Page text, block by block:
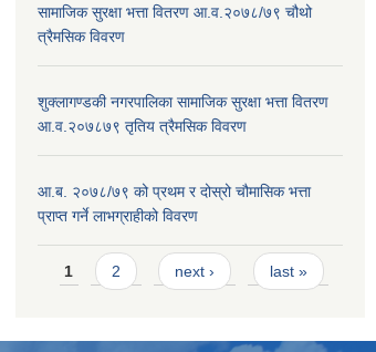
सामाजिक सुरक्षा भत्ता वितरण आ.व.२०७८/७९ चौथो
त्रैमसिक विवरण
शुक्लागण्डकी नगरपालिका सामाजिक सुरक्षा भत्ता वितरण
आ.व.२०७८७९ तृतिय त्रैमसिक विवरण
आ.ब. २०७८/७९ को प्रथम र दोस्रो चौमासिक भत्ता
प्राप्त गर्ने लाभग्राहीको विवरण
Pages
1 2 next › last »